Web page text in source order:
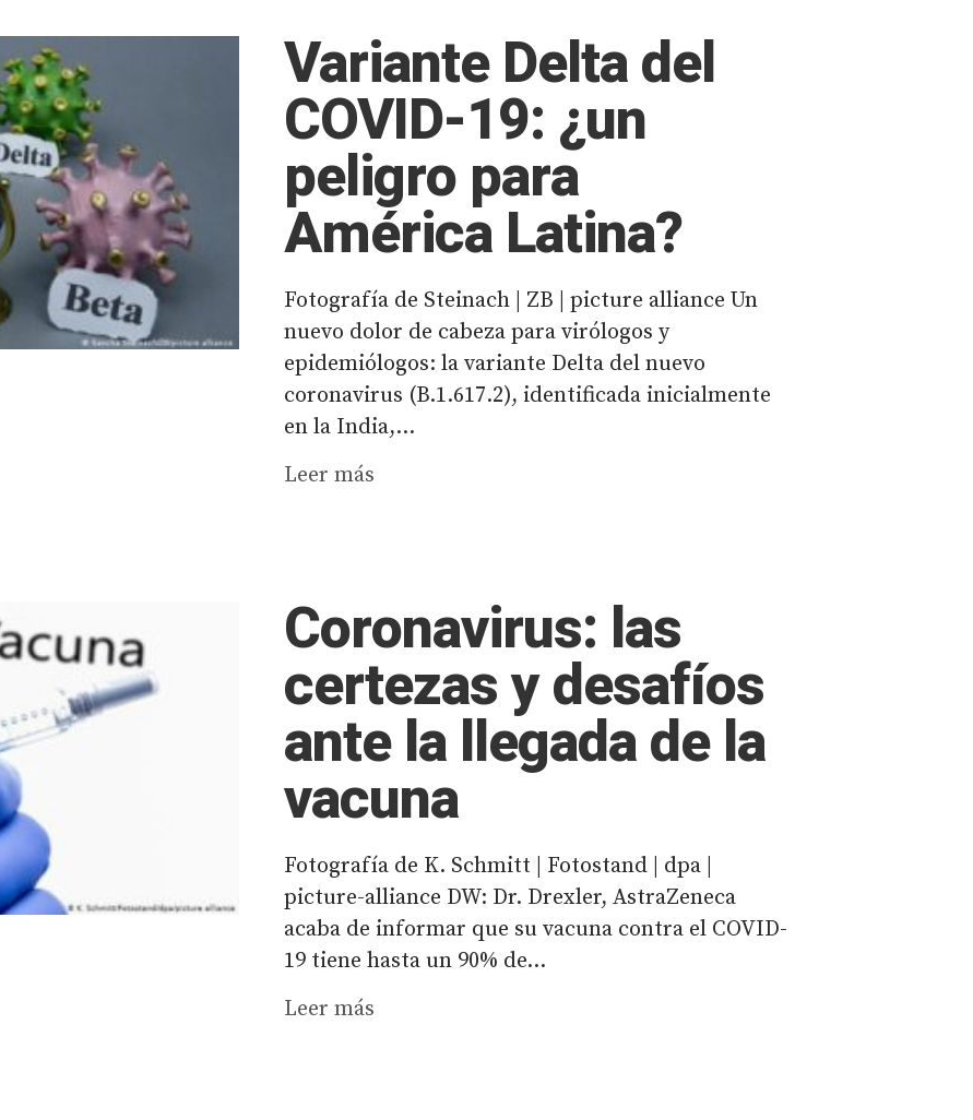
Variante Delta del
COVID-19: ¿un
peligro para
América Latina?
Fotografía de Steinach | ZB | picture alliance Un
nuevo dolor de cabeza para virólogos y
epidemiólogos: la variante Delta del nuevo
coronavirus (B.1.617.2), identificada inicialmente
en la India,...
Leer más
Coronavirus: las
certezas y desafíos
ante la llegada de la
vacuna
Fotografía de K. Schmitt | Fotostand | dpa |
picture-alliance DW: Dr. Drexler, AstraZeneca
acaba de informar que su vacuna contra el COVID-
19 tiene hasta un 90% de...
Leer más